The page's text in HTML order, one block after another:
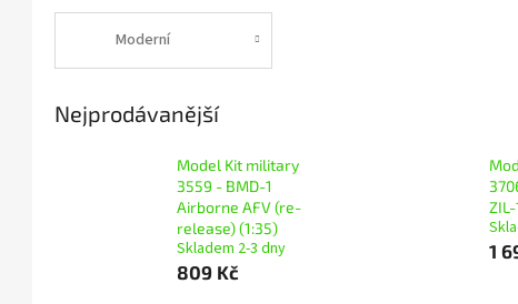
Moderní
Nejprodávanější
Model Kit military
3559 - BMD-1
Airborne AFV (re-
release) (1:35)
Skladem 2-3 dny
809 Kč
ZIL-
1